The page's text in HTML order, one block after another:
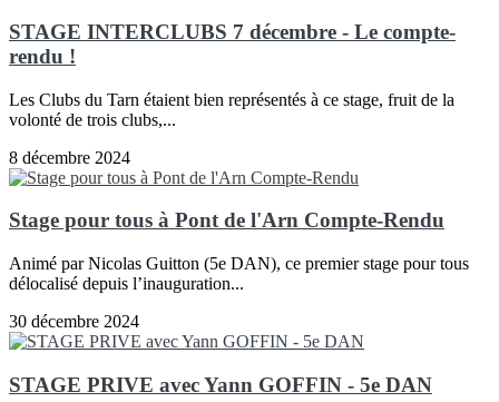
STAGE INTERCLUBS 7 décembre - Le compte-
rendu !
Les Clubs du Tarn étaient bien représentés à ce stage, fruit de la
volonté de trois clubs,...
8 décembre 2024
Stage pour tous à Pont de l'Arn Compte-Rendu
Animé par Nicolas Guitton (5e DAN), ce premier stage pour tous
délocalisé depuis l’inauguration...
30 décembre 2024
STAGE PRIVE avec Yann GOFFIN - 5e DAN